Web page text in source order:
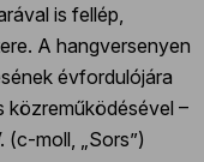
is fellép,
A hangversenyen
évfordulójára
közreműködésével –
(c-moll, „Sors”)